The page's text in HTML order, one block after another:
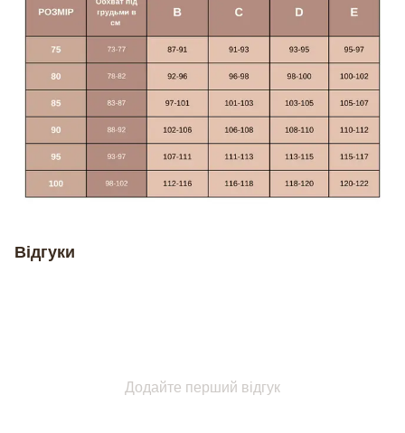
Відгуки
Додайте перший відгук